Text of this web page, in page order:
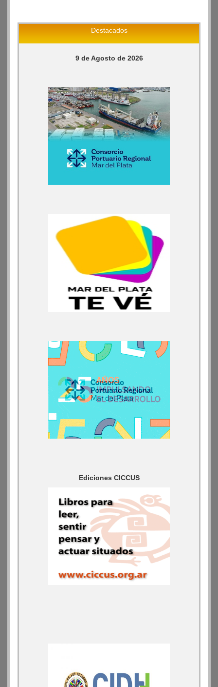
Destacados
9 de Agosto de 2026
Ediciones CICCUS